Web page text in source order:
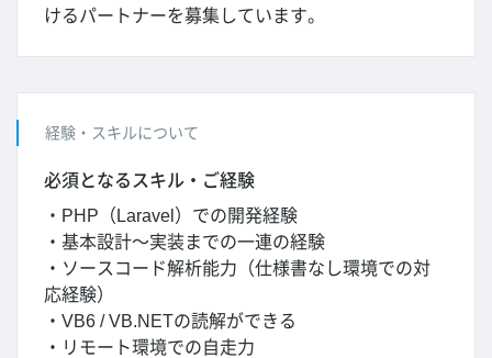
けるパートナーを募集しています。
経験・スキルについて
必須となるスキル・ご経験
・PHP（Laravel）での開発経験
・基本設計～実装までの一連の経験
・ソースコード解析能力（仕様書なし環境での対
応経験）
・VB6 / VB.NETの読解ができる
・リモート環境での自走力